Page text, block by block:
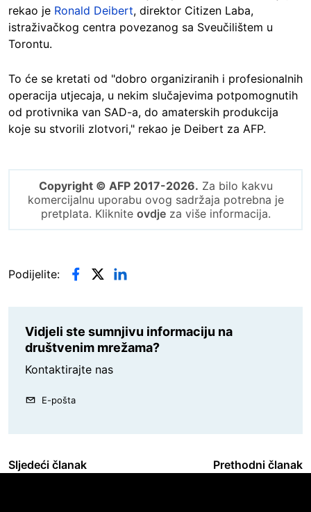
rekao je Ronald Deibert, direktor Citizen Laba,
istraživačkog centra povezanog sa Sveučilištem u
Torontu.
To će se kretati od "dobro organiziranih i profesionalnih
operacija utjecaja, u nekim slučajevima potpomognutih
od protivnika van SAD-a, do amaterskih produkcija
koje su stvorili zlotvori," rekao je Deibert za AFP.
Copyright © AFP 2017-2026. Za bilo kakvu
komercijalnu uporabu ovog sadržaja potrebna je
pretplata. Kliknite ovdjeza više informacija.
Podijelite:
Vidjeli ste sumnjivu informaciju na
društvenim mrežama?
Kontaktirajte nas
E-pošta
Sljedeći članak Prethodni članak